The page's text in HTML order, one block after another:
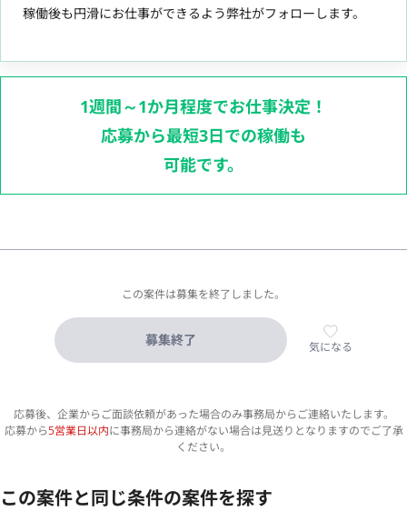
稼働後も円滑にお仕事ができるよう弊社がフォローします。
1週間～1か月程度でお仕事決定！
応募から最短3日での稼働も
可能です。
この案件は募集を終了しました。
募集終了 気になる
応募後、企業からご面談依頼があった場合のみ事務局からご連絡いたします。
応募から5営業日以内に事務局から連絡がない場合は見送りとなりますのでご了承
ください。
この案件と同じ条件の案件を探す